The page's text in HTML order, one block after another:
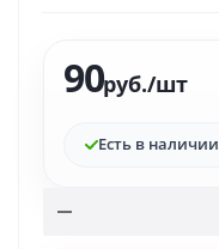
90руб./шт
Есть в наличии